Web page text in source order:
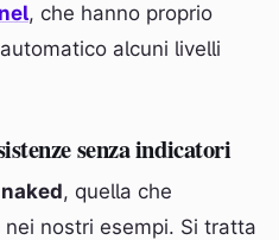
, che hanno proprio
alcuni livelli
senza indicatori
, quella che
nostri esempi. Si tratta